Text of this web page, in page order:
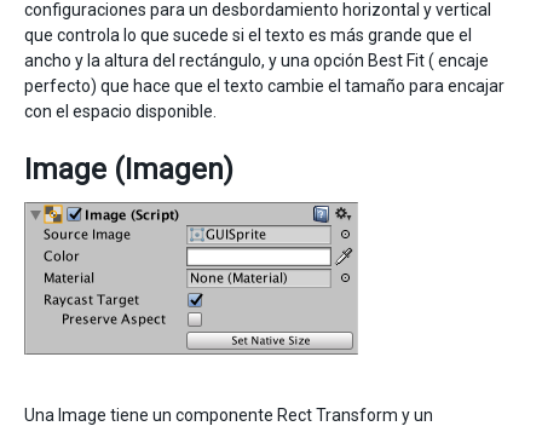
configuraciones para un desbordamiento horizontal y vertical
que controla lo que sucede si el texto es más grande que el
ancho y la altura del rectángulo, y una opción Best Fit ( encaje
perfecto) que hace que el texto cambie el tamaño para encajar
con el espacio disponible.
Image (Imagen)
Una Image tiene un componente Rect Transform y un